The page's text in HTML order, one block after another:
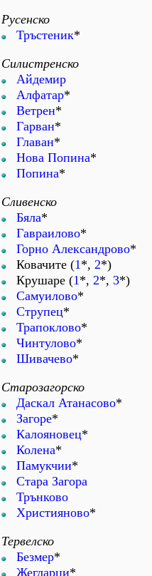
Русенско
Тръстеник*
Силистренско
Айдемир
Алфатар*
Ветрен*
Гарван*
Главан*
Нова Попина*
Попина*
Сливенско
Бяла*
Гавраилово*
Горно Александрово*
Ковачите (1*, 2*)
Крушаре (1*, 2*, 3*)
Самуилово*
Струпец*
Трапоклово*
Чинтулово*
Шивачево*
Старозагорско
Даскал Атанасово*
Загоре*
Калояновец*
Колена*
Памукчии*
Стара Загора
Трънково
Християново*
Тервелско
Безмер*
Жегларци*